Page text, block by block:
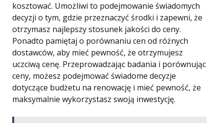
kosztować. Umożliwi to podejmowanie świadomych
decyzji o tym, gdzie przeznaczyć środki i zapewni, że
otrzymasz najlepszy stosunek jakości do ceny.
Ponadto pamiętaj o porównaniu cen od różnych
dostawców, aby mieć pewność, że otrzymujesz
uczciwą cenę. Przeprowadzając badania i porównując
ceny, możesz podejmować świadome decyzje
dotyczące budżetu na renowację i mieć pewność, że
maksymalnie wykorzystasz swoją inwestycję.